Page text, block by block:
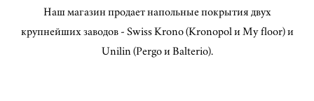
Наш магазин продает напольные покрытия двух
крупнейших заводов - Swiss Krono (Kronopol и My floor) и
Unilin (Pergo и Balterio).